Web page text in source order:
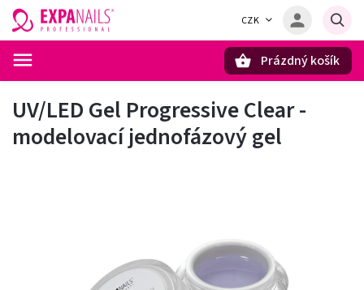
CZK
Prázdný košík
UV/LED Gel Progressive Clear -
modelovací jednofázový gel